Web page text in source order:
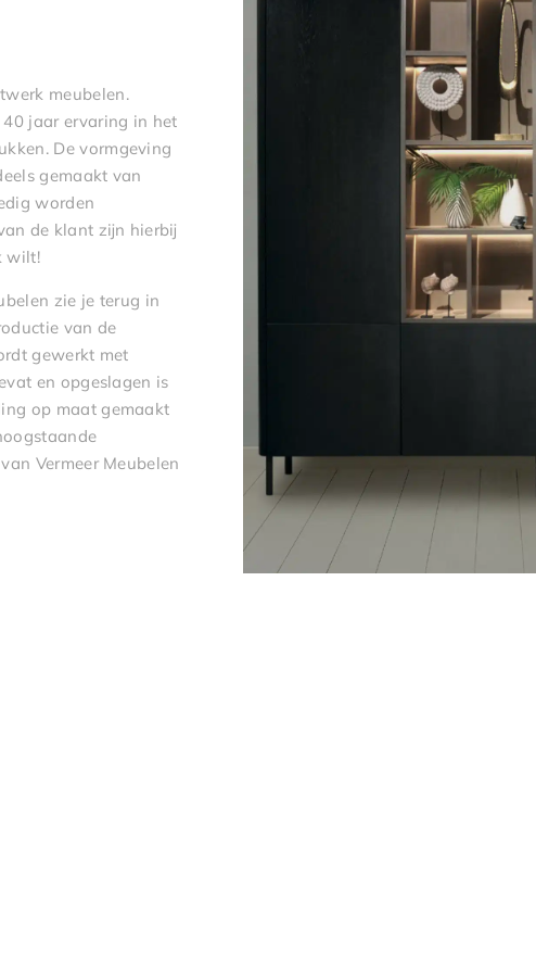
meubelen.
40 jaar ervaring in het
De vormgeving
gemaakt van
worden
de klant zijn hierbij
wilt!
zie je terug in
van de
gewerkt met
en opgeslagen is
op maat gemaakt
Vermeer Meubelen